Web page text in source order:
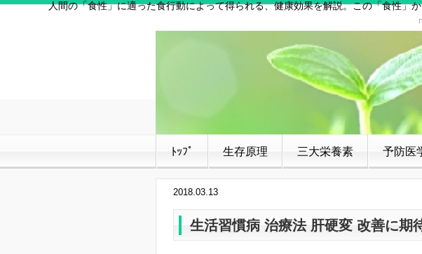
人間の「食性」に適った食行動によって得られる、健康効果を解説。この「食性
ﾄｯﾌﾟ 生存原理 三大栄養素 予防医
2018.03.13
生活習慣病 治療法 肝硬変 改善に期